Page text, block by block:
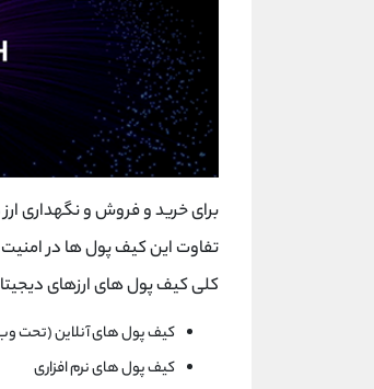
تفاوت این کیف پول ها در
کلی کیف پول های ارزهای دیجیتال به 3 نوع دسته بندی
کیف پول های آنلاین (تحت
کیف پول های نرم افزاری